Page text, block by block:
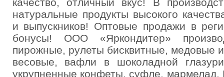
натуральные продукты высокого
и выпускников! Оптовые продажи в
бонусы! ООО «Яркондитер»
пирожные, рулеты бисквитные,
весовые, вафли в шоколадной
укрупненные конфеты, суфле, мармелад.